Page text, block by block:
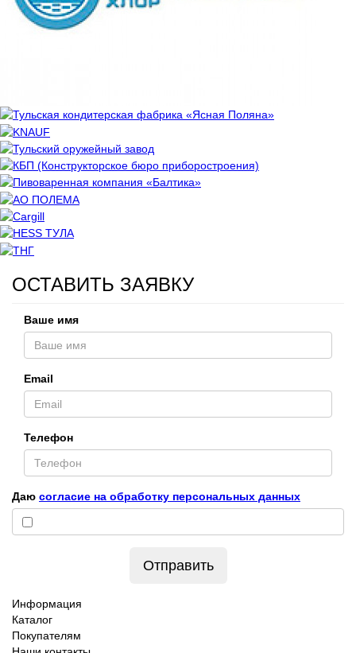
ОСТАВИТЬ ЗАЯВКУ
Ваше имя
Email
Телефон
Даю согласие на обработку персональных данных
Отправить
Информация
Каталог
Покупателям